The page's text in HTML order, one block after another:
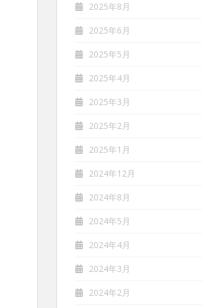
2025年8月
2025年6月
2025年5月
2025年4月
2025年3月
2025年2月
2025年1月
2024年12月
2024年8月
2024年5月
2024年4月
2024年3月
2024年2月